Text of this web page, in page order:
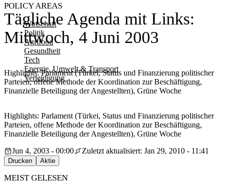
POLICY AREAS
Wirtschaft
Politik
Agrifood
Gesundheit
Tech
Energie, Umwelt & Transport
Verteidigung
Tägliche Agenda mit Links:
Mittwoch, 4 Juni 2003
Highlights: Parlament (Türkei, Status und Finanzierung politischer
Parteien, offene Methode der Koordination zur Beschäftigung,
Finanzielle Beteiligung der Angestellten), Grüne Woche
Highlights: Parlament (Türkei, Status und Finanzierung politischer
Parteien, offene Methode der Koordination zur Beschäftigung,
Finanzielle Beteiligung der Angestellten), Grüne Woche
Jun 4, 2003 - 00:00
Zuletzt aktualisiert: Jan 29, 2010 - 11:41
Drucken Aktie
MEIST GELESEN